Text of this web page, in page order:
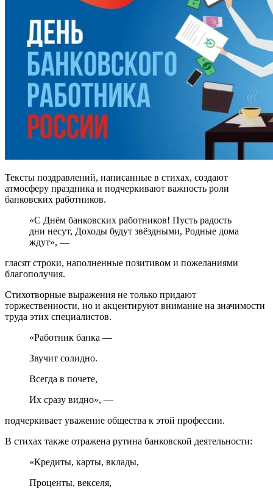
Тексты поздравлений, написанные в стихах, создают
атмосферу праздника и подчеркивают важность роли
банковских работников.
«С Днём банковских работников! Пусть радость
дни несут, Доходы будут звёздными, Родные дома
ждут», —
гласят строки, наполненные позитивом и пожеланиями
благополучия.
Стихотворные выражения не только придают
торжественности, но и акцентируют внимание на значимости
труда этих специалистов.
«Работник банка —
Звучит солидно.
Всегда в почете,
Их сразу видно», —
подчеркивает уважение общества к этой профессии.
В стихах также отражена рутина банковской деятельности:
«Кредиты, карты, вклады,
Проценты, векселя,